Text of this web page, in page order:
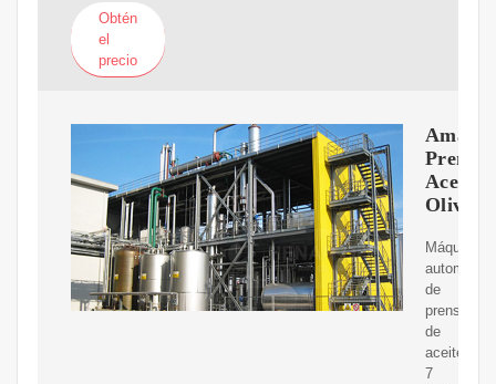
Obtén
el
precio
Prensa
Aceite
Oliva
Máquina
automática
de
prensado
de
aceite
7